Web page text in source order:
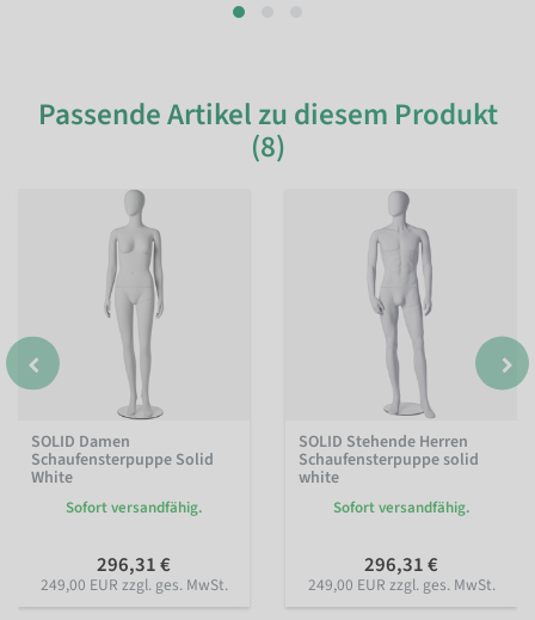
Passende Artikel zu diesem Produkt
(8)
SOLID Damen
Schaufensterpuppe Solid
White
Sofort versandfähig.
296,31 €
249,00 EUR zzgl. ges. MwSt.
SOLID Stehende Herren
Schaufensterpuppe solid
white
Sofort versandfähig.
296,31 €
249,00 EUR zzgl. ges. MwSt.